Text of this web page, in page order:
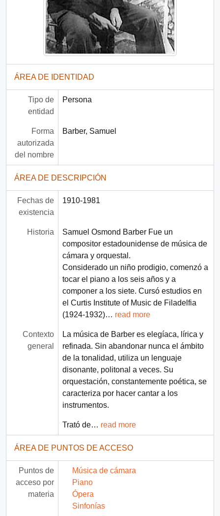
ÁREA DE IDENTIDAD
Tipo de
entidad
Persona
Forma
autorizada
del nombre
Barber, Samuel
ÁREA DE DESCRIPCIÓN
Fechas de
existencia
1910-1981
Historia
Samuel Osmond Barber Fue un
compositor estadounidense de música de
cámara y orquestal.
Considerado un niño prodigio, comenzó a
tocar el piano a los seis años y a
componer a los siete. Cursó estudios en
el Curtis Institute of Music de Filadelfia
(1924-1932)… read more
Contexto
general
La música de Barber es elegíaca, lírica y
refinada. Sin abandonar nunca el ámbito
de la tonalidad, utiliza un lenguaje
disonante, politonal a veces. Su
orquestación, constantemente poética, se
caracteriza por hacer cantar a los
instrumentos.
Trató de… read more
ÁREA DE PUNTOS DE ACCESO
Puntos de
acceso por
materia
Música de cámara
Piano
Ópera
Sinfonías